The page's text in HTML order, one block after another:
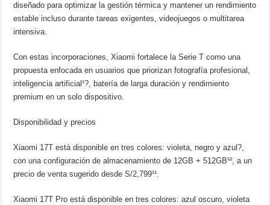
diseñado para optimizar la gestión térmica y mantener un rendimiento
estable incluso durante tareas exigentes, videojuegos o multitarea
intensiva.
Con estas incorporaciones, Xiaomi fortalece la Serie T como una
propuesta enfocada en usuarios que priorizan fotografía profesional,
inteligencia artificial¹?, batería de larga duración y rendimiento
premium en un solo dispositivo.
Disponibilidad y precios
Xiaomi 17T está disponible en tres colores: violeta, negro y azul?,
con una configuración de almacenamiento de 12GB + 512GB¹², a un
precio de venta sugerido desde S/2,799¹¹.
Xiaomi 17T Pro está disponible en tres colores: azul oscuro, violeta